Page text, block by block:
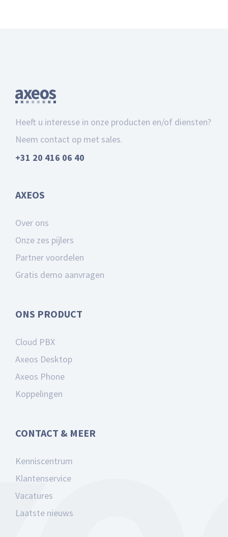
Heeft u interesse in onze producten en/of diensten?
Neem contact op met sales.
+31 20 416 06 40
AXEOS
Over ons
Onze zes pijlers
Partner voordelen
Gratis demo aanvragen
ONS PRODUCT
Cloud PBX
Axeos Desktop
Axeos Phone
Koppelingen
CONTACT & MEER
Kenniscentrum
Klantenservice
Vacatures
Laatste nieuws